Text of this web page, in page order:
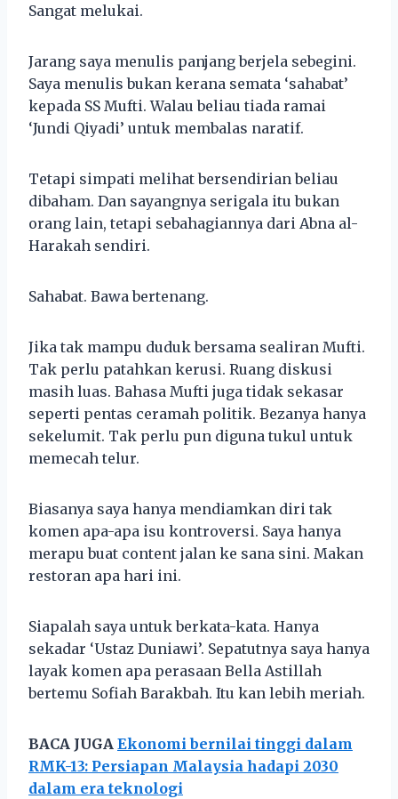
Sangat melukai.
Jarang saya menulis panjang berjela sebegini.
Saya menulis bukan kerana semata ‘sahabat’
kepada SS Mufti. Walau beliau tiada ramai
‘Jundi Qiyadi’ untuk membalas naratif.
Tetapi simpati melihat bersendirian beliau
dibaham. Dan sayangnya serigala itu bukan
orang lain, tetapi sebahagiannya dari Abna al-
Harakah sendiri.
Sahabat. Bawa bertenang.
Jika tak mampu duduk bersama sealiran Mufti.
Tak perlu patahkan kerusi. Ruang diskusi
masih luas. Bahasa Mufti juga tidak sekasar
seperti pentas ceramah politik. Bezanya hanya
sekelumit. Tak perlu pun diguna tukul untuk
memecah telur.
Biasanya saya hanya mendiamkan diri tak
komen apa-apa isu kontroversi. Saya hanya
merapu buat content jalan ke sana sini. Makan
restoran apa hari ini.
Siapalah saya untuk berkata-kata. Hanya
sekadar ‘Ustaz Duniawi’. Sepatutnya saya hanya
layak komen apa perasaan Bella Astillah
bertemu Sofiah Barakbah. Itu kan lebih meriah.
BACA JUGA Ekonomi bernilai tinggi dalam
RMK-13: Persiapan Malaysia hadapi 2030
dalam era teknologi